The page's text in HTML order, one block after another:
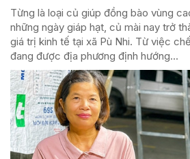
Từng là loại củ giúp đồng bào vùng
những ngày giáp hạt, củ mài nay trở
giá trị kinh tế tại xã Pù Nhi. Từ việc
đang được địa phương định hướng...